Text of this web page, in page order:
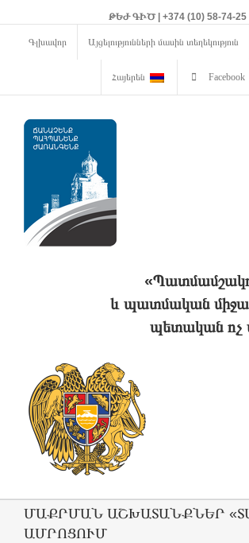
ԹԵԺ ԳԻԾ | +374 (10) 58-74-25
Գլխավոր Այցելությունների մասին տեղեկություն
Հայերեն Facebook
և պատմական
պետական ոչ
ՄԱՔՐՄԱՆ ԱՇԽԱՏԱՆՔՆԵՐ
ԱՄՐՈՑՈՒՄ